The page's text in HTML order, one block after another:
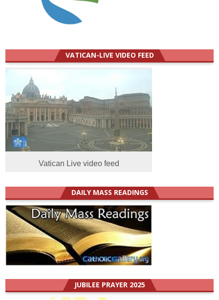
VATICAN-LIVE VIDEO FEED
Vatican Live video feed
DAILY MASS READINGS
JUBILEE PRAYER 2025